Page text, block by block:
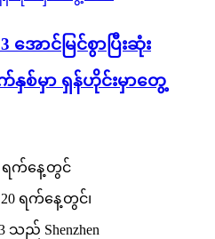
အောင်မြင်စွာပြီးဆုံး
က်နှစ်မှာ ရှန်ဟိုင်းမှာတွေ့
ရက်နေ့တွင်
20 ရက်နေ့တွင်၊
သည် Shenzhen